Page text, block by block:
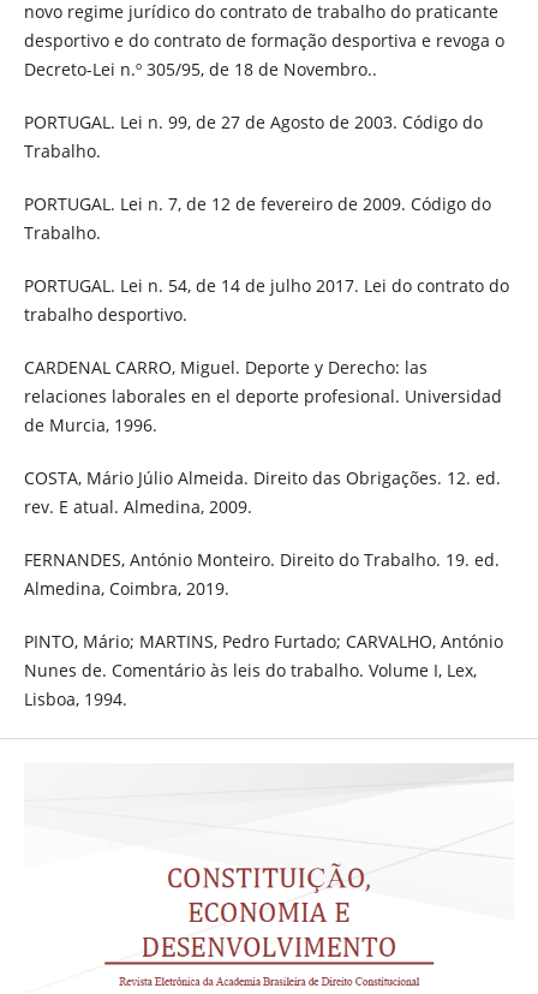
novo regime jurídico do contrato de trabalho do praticante
desportivo e do contrato de formação desportiva e revoga o
Decreto-Lei n.º 305/95, de 18 de Novembro..
PORTUGAL. Lei n. 99, de 27 de Agosto de 2003. Código do
Trabalho.
PORTUGAL. Lei n. 7, de 12 de fevereiro de 2009. Código do
Trabalho.
PORTUGAL. Lei n. 54, de 14 de julho 2017. Lei do contrato do
trabalho desportivo.
CARDENAL CARRO, Miguel. Deporte y Derecho: las
relaciones laborales en el deporte profesional. Universidad
de Murcia, 1996.
COSTA, Mário Júlio Almeida. Direito das Obrigações. 12. ed.
rev. E atual. Almedina, 2009.
FERNANDES, António Monteiro. Direito do Trabalho. 19. ed.
Almedina, Coimbra, 2019.
PINTO, Mário; MARTINS, Pedro Furtado; CARVALHO, António
Nunes de. Comentário às leis do trabalho. Volume I, Lex,
Lisboa, 1994.